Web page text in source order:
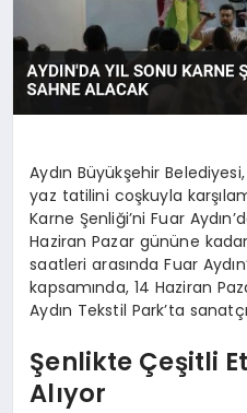
Aydın Büyükşehir
yaz tatilini coşkuyla
Karne Şenliği’ni Fuar
Haziran Pazar gününe
saatleri arasında Fuar
kapsamında, 14 Haziran
Aydın Tekstil Park’ta
Şenlikte Çeşitli
Alıyor